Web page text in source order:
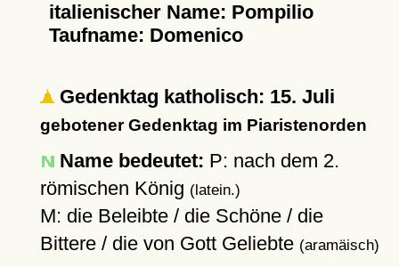
italienischer Name: Pompilio
Taufname: Domenico
Gedenktag katholisch: 15. Juli
gebotener Gedenktag im Piaristenorden
Name bedeutet: P: nach dem 2.
römischen König (latein.)
M: die Beleibte / die Schöne / die
Bittere / die von Gott Geliebte (aramäisch)